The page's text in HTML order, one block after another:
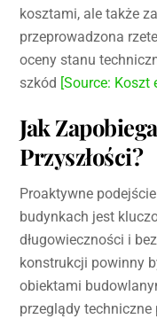
kosztami, ale także
przeprowadzona
oceny stanu
szkód [Source: Koszt
Jak
Przyszłości?
Proaktywne
budynkach jest
długowieczności i
konstrukcji powinny
obiektami
przeglądy